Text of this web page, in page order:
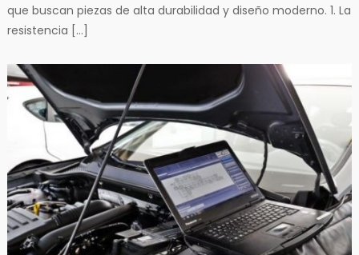
que buscan piezas de alta durabilidad y diseño moderno. 1. La
resistencia […]